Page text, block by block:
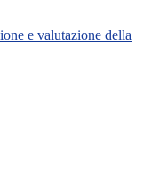
e valutazione della